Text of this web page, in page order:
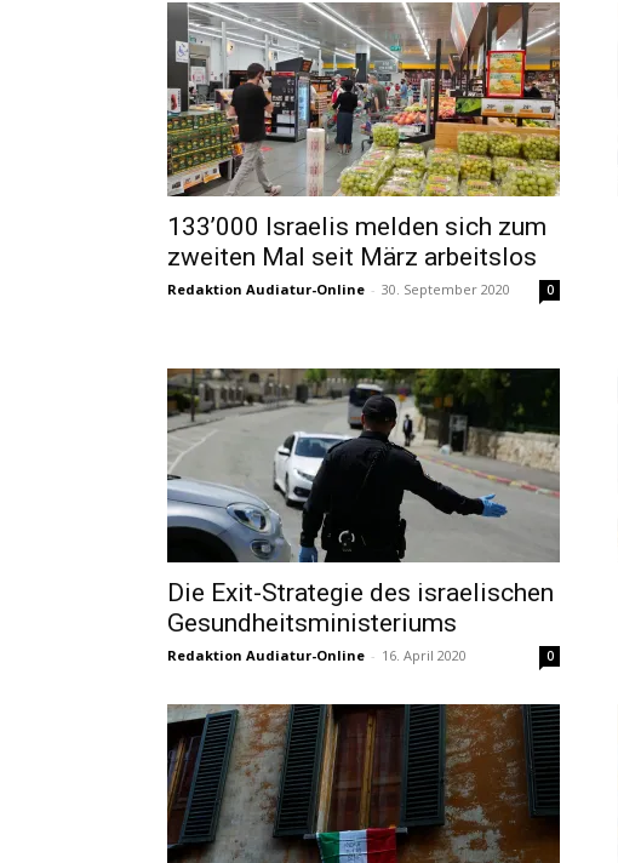
133’000 Israelis melden sich zum
zweiten Mal seit März arbeitslos
Redaktion Audiatur-Online - 30. September 2020 0
Die Exit-Strategie des israelischen
Gesundheitsministeriums
Redaktion Audiatur-Online - 16. April 2020 0